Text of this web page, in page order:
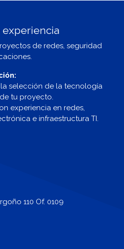
experiencia
de redes, seguridad
selección de la tecnología
tu proyecto.
experiencia en redes,
e infraestructura TI.
110 Of. 0109